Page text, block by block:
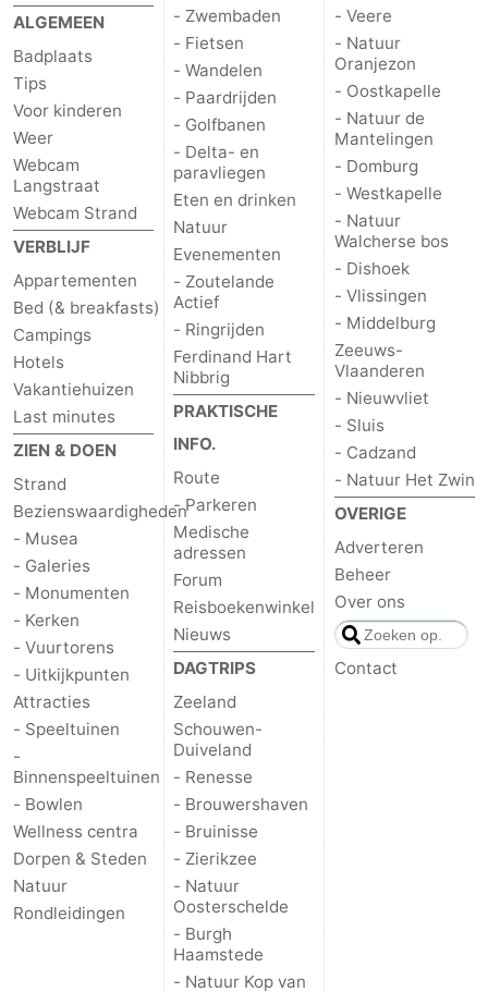
ALGEMEEN
Badplaats
Tips
Voor kinderen
Weer
Webcam
Langstraat
Webcam Strand
VERBLIJF
Appartementen
Bed (& breakfasts)
Campings
Hotels
Vakantiehuizen
Last minutes
ZIEN & DOEN
Strand
Bezienswaardigheden
- Musea
- Galeries
- Monumenten
- Kerken
- Vuurtorens
- Uitkijkpunten
Attracties
- Speeltuinen
-
Binnenspeeltuinen
- Bowlen
Wellness centra
Dorpen & Steden
Natuur
Rondleidingen
- Zwembaden
- Fietsen
- Wandelen
- Paardrijden
- Golfbanen
- Delta- en
paravliegen
Eten en drinken
Natuur
Evenementen
- Zoutelande
Actief
- Ringrijden
Ferdinand Hart
Nibbrig
PRAKTISCHE
INFO.
Route
- Parkeren
Medische
adressen
Forum
Reisboekenwinkel
Nieuws
DAGTRIPS
Zeeland
Schouwen-
Duiveland
- Renesse
- Brouwershaven
- Bruinisse
- Zierikzee
- Natuur
Oosterschelde
- Burgh
Haamstede
- Natuur Kop van
- Veere
- Natuur
Oranjezon
- Oostkapelle
- Natuur de
Mantelingen
- Domburg
- Westkapelle
- Natuur
Walcherse bos
- Dishoek
- Vlissingen
- Middelburg
Zeeuws-
Vlaanderen
- Nieuwvliet
- Sluis
- Cadzand
- Natuur Het Zwin
OVERIGE
Adverteren
Beheer
Over ons
Contact